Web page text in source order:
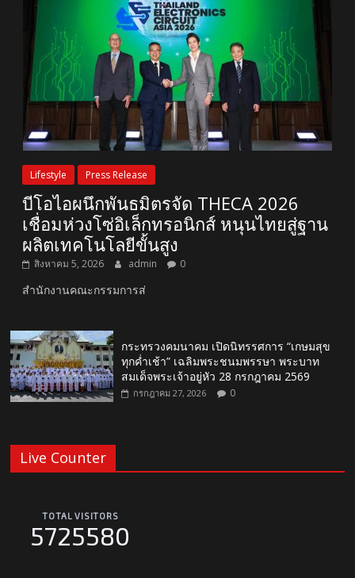
Lifestyle Press Release
บีโอไอผนึกพันธมิตรจัด THECA 2026
เชื่อมห่วงโซ่อิเล็กทรอนิกส์ หนุนไทยสู่ฐาน
ผลิตเทคโนโลยีขั้นสูง
สิงหาคม 5, 2026 admin 0
สำนักงานคณะกรรมการส่
กระทรวงคมนาคม เปิดนิทรรศการ “เกษมสุข
ทุกค่ำเช้า” เฉลิมพระชนมพรรษา พระบาท
สมเด็จพระเจ้าอยู่หัว 28 กรกฎาคม 2569
กรกฎาคม 27, 2026 0
Live Counter
TOTAL VISITORS
5725580